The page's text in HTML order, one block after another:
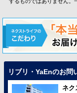
リブリ・YaEnのお問
ネク